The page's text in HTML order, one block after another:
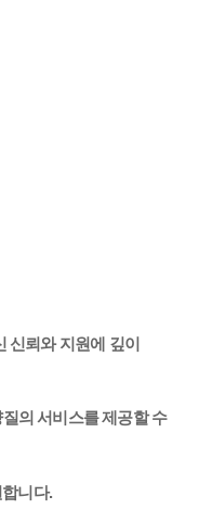
신뢰와 지원에 깊이
의 서비스를 제공할 수
니다.